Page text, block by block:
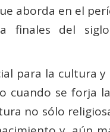
aborda en el
a finales del
para la cultura
cuando se forja
no sólo